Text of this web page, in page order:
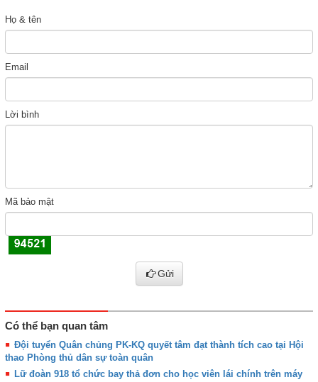
Họ & tên
Email
Lời bình
Mã bảo mật
Gửi
Có thể bạn quan tâm
Đội tuyển Quân chủng PK-KQ quyết tâm đạt thành tích cao tại Hội
thao Phòng thủ dân sự toàn quân
Lữ đoàn 918 tổ chức bay thả đơn cho học viên lái chính trên máy